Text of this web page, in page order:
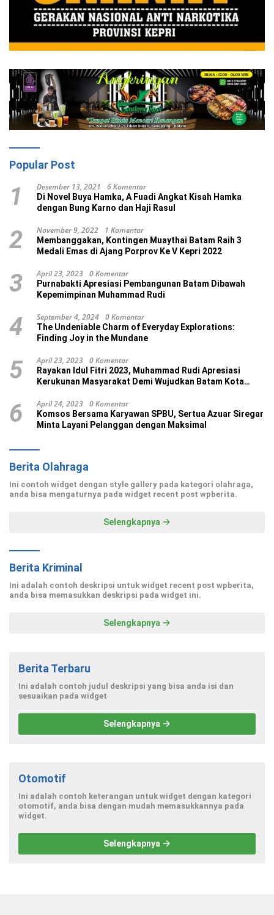
Popular Post
1 Desember 13, 2021 6 Komentar
Di Novel Buya Hamka, A Fuadi Angkat Kisah Hamka
dengan Bung Karno dan Haji Rasul
2 November 9, 2022 1 Komentar
Membanggakan, Kontingen Muaythai Batam Raih 3
Medali Emas di Ajang Porprov Ke V Kepri 2022
3 April 23, 2023 0 Komentar
Purnabakti Apresiasi Pembangunan Batam Dibawah
Kepemimpinan Muhammad Rudi
4 September 4, 2024 0 Komentar
The Undeniable Charm of Everyday Explorations:
Finding Joy in the Mundane
5 April 23, 2023 0 Komentar
Rayakan Idul Fitri 2023, Muhammad Rudi Apresiasi
Kerukunan Masyarakat Demi Wujudkan Batam Kota
6 April 24, 2023 0 Komentar
Komsos Bersama Karyawan SPBU, Sertua Azuar Siregar
Minta Layani Pelanggan dengan Maksimal
Berita Olahraga
Ini contoh widget dengan style gallery pada kategori olahraga,
anda bisa mengaturnya pada widget recent post wpberita.
Selengkapnya
Berita Kriminal
Ini adalah contoh deskripsi untuk widget recent post wpberita,
anda bisa memasukkan deskripsi pada widget ini.
Selengkapnya
Berita Terbaru
Ini adalah contoh judul deskripsi yang bisa anda isi dan
sesuaikan pada widget
Selengkapnya
Otomotif
Ini adalah contoh keterangan untuk widget dengan kategori
otomotif, anda bisa dengan mudah memasukkannya pada
widget.
Selengkapnya